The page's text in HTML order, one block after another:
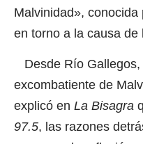
Malvinidad»,
en torno a la causa de
Desde Río Gallegos,
excombatiente de
explicó en La Bisagra
97.5, las razones